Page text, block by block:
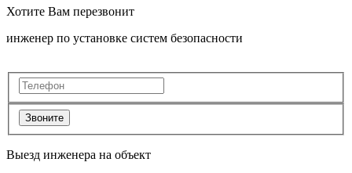
Хотите Вам перезвонит
инженер по установке систем безопасности
Звоните
Выезд инженера на объект